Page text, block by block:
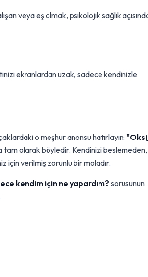
veya eş olmak, psikolojik sağlık
ekranlardan uzak, sadece kendinizle
o meşhur anonsu hatırlayın:
tam olarak böyledir. Kendinizi beslemeden,
için verilmiş zorunlu bir moladır.
kendim için ne yapardım? sorusunun